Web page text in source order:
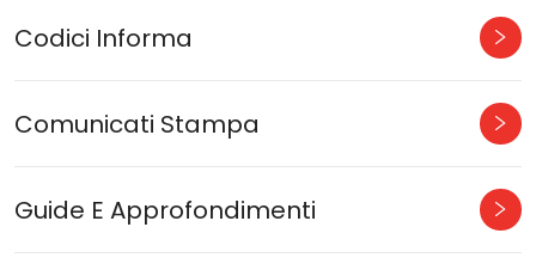
Codici Informa
Comunicati Stampa
Guide E Approfondimenti